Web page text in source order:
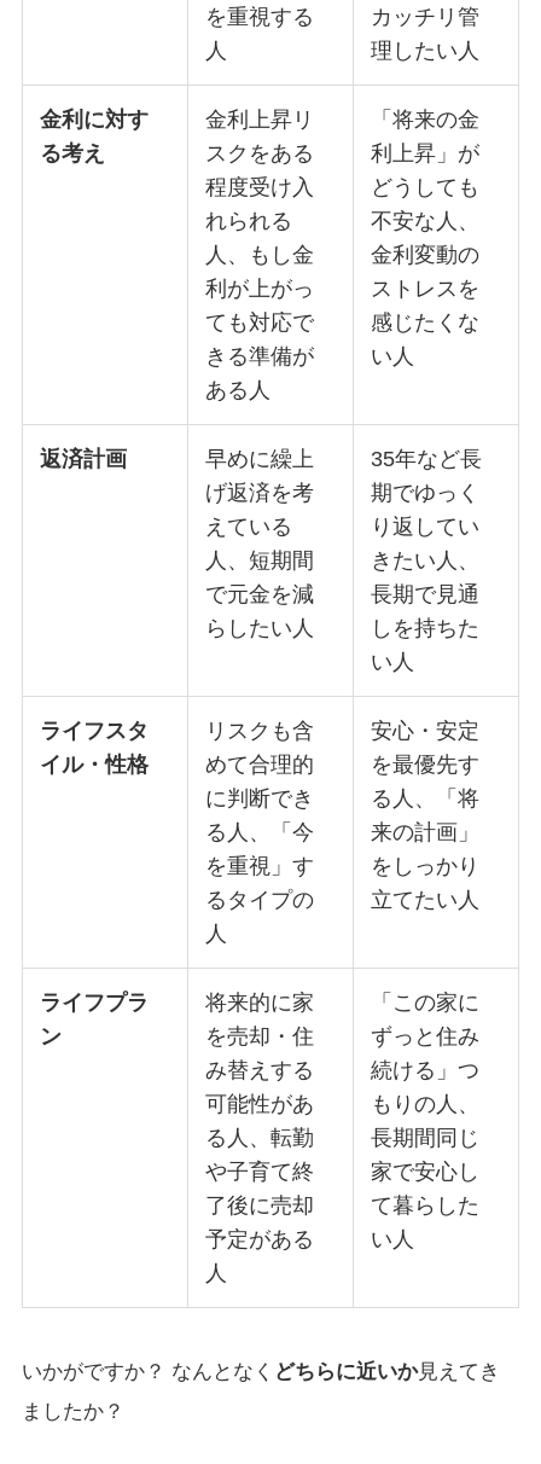
を重視する
人
カッチリ管
理したい人
金利に対す
る考え
金利上昇リ
スクをある
程度受け入
れられる
人、もし金
利が上がっ
ても対応で
きる準備が
ある人
「将来の金
利上昇」が
どうしても
不安な人、
金利変動の
ストレスを
感じたくな
い人
返済計画
早めに繰上
げ返済を考
えている
人、短期間
で元金を減
らしたい人
35年など長
期でゆっく
り返してい
きたい人、
長期で見通
しを持ちた
い人
ライフスタ
イル・性格
リスクも含
めて合理的
に判断でき
る人、「今
を重視」す
るタイプの
人
安心・安定
を最優先す
る人、「将
来の計画」
をしっかり
立てたい人
ライフプラ
ン
将来的に家
を売却・住
み替えする
可能性があ
る人、転勤
や子育て終
了後に売却
予定がある
人
「この家に
ずっと住み
続ける」つ
もりの人、
長期間同じ
家で安心し
て暮らした
い人
いかがですか？ なんとなく どちらに近いか見えてき
ましたか？